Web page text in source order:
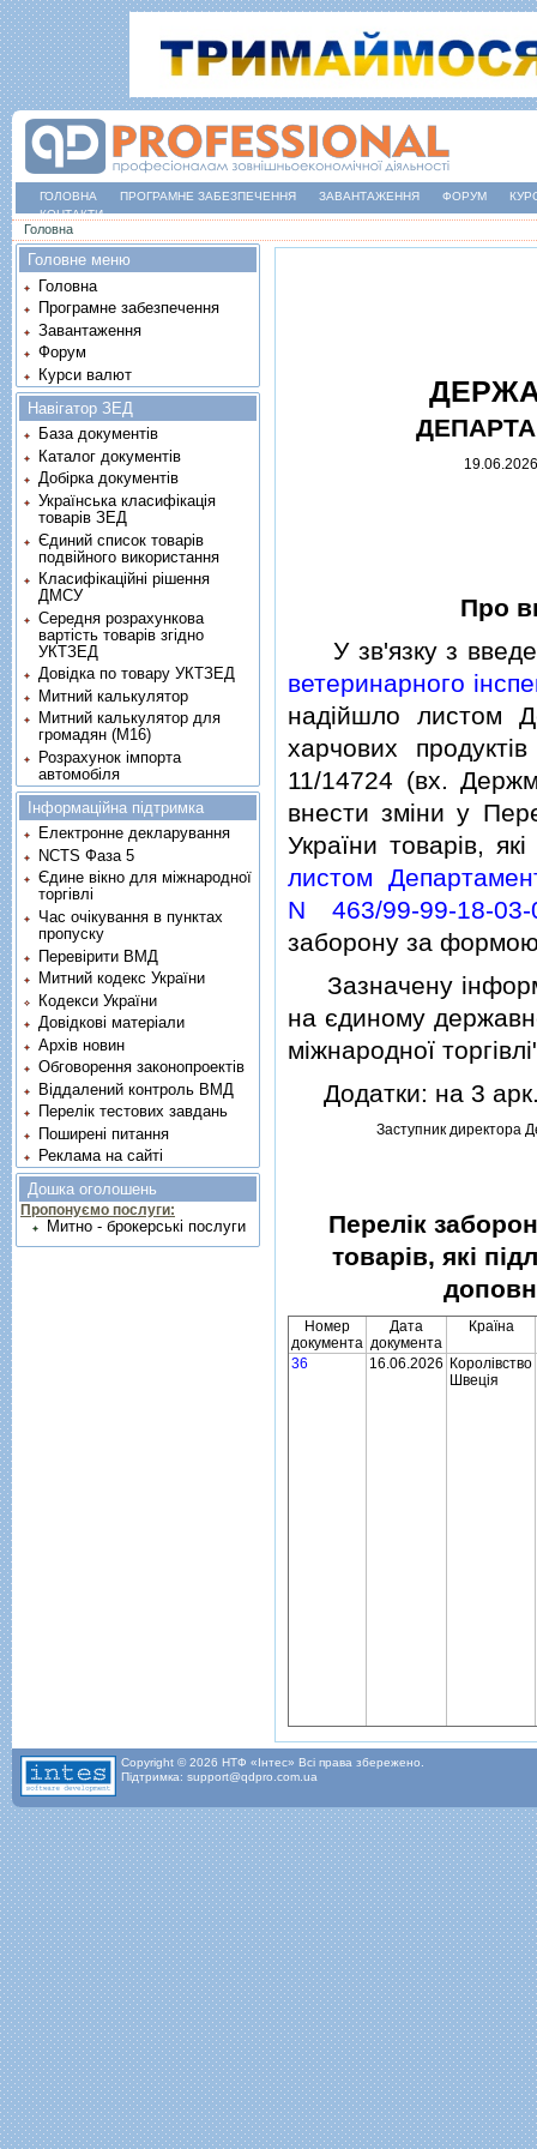
ГОЛОВНА ПРОГРАМНЕ ЗАБЕЗПЕЧЕННЯ ЗАВАНТАЖЕННЯ ФОРУМ
КОНТАКТИ
Ви є тут
Головна
19.06.2026
Про
У зв'язку з
ветеринарного
надiйшло листом
харчових
11/14724 (вх.
внести змiни у
України товарiв,
листом
N 463/99-99-18-03-
заборону за
Зазначену
на єдиному
мiжнародної
Додатки: на 3
Заступник директора
Перелiк
товарiв, якi
Номер
документа
Дата
документа
Країна
36 16.06.2026 Королiвство
Швецiя
Головне меню
Головна
Програмне забезпечення
Завантаження
Форум
Курси валют
Навігатор ЗЕД
База документів
Каталог документів
Добірка документів
Українська класифікація
товарів ЗЕД
Єдиний список товарів
подвійного використання
Класифікаційні рішення
ДМСУ
Середня розрахункова
вартість товарів згідно
УКТЗЕД
Довідка по товару УКТЗЕД
Митний калькулятор
Митний калькулятор для
громадян (М16)
Розрахунок імпорта
автомобіля
Інформаційна підтримка
Електронне декларування
NCTS Фаза 5
Єдине вікно для міжнародної
торгівлі
Час очікування в пунктах
пропуску
Перевірити ВМД
Митний кодекс України
Кодекси України
Довідкові матеріали
Архів новин
Обговорення законопроектів
Віддалений контроль ВМД
Перелік тестових завдань
Поширені питання
Реклама на сайті
Дошка оголошень
Пропонуємо послуги:
Митно - брокерські послуги
Copyright © 2026 НТФ «Інтес» Всі права збережено.
Підтримка: support@qdpro.com.ua